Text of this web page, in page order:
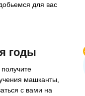
для вас
годы
машканты,
с вами на